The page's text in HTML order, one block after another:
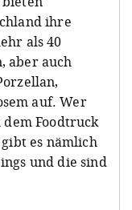
ihre
als 40
aber auch
auf. Wer
dem Foodtruck
es nämlich
und die sind